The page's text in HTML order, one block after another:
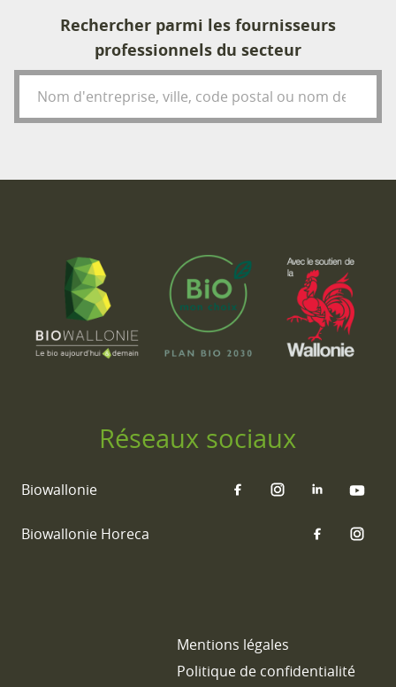
Rechercher parmi les fournisseurs
professionnels du secteur
Réseaux sociaux
Biowallonie
Biowallonie Horeca
Mentions légales
Politique de confidentialité